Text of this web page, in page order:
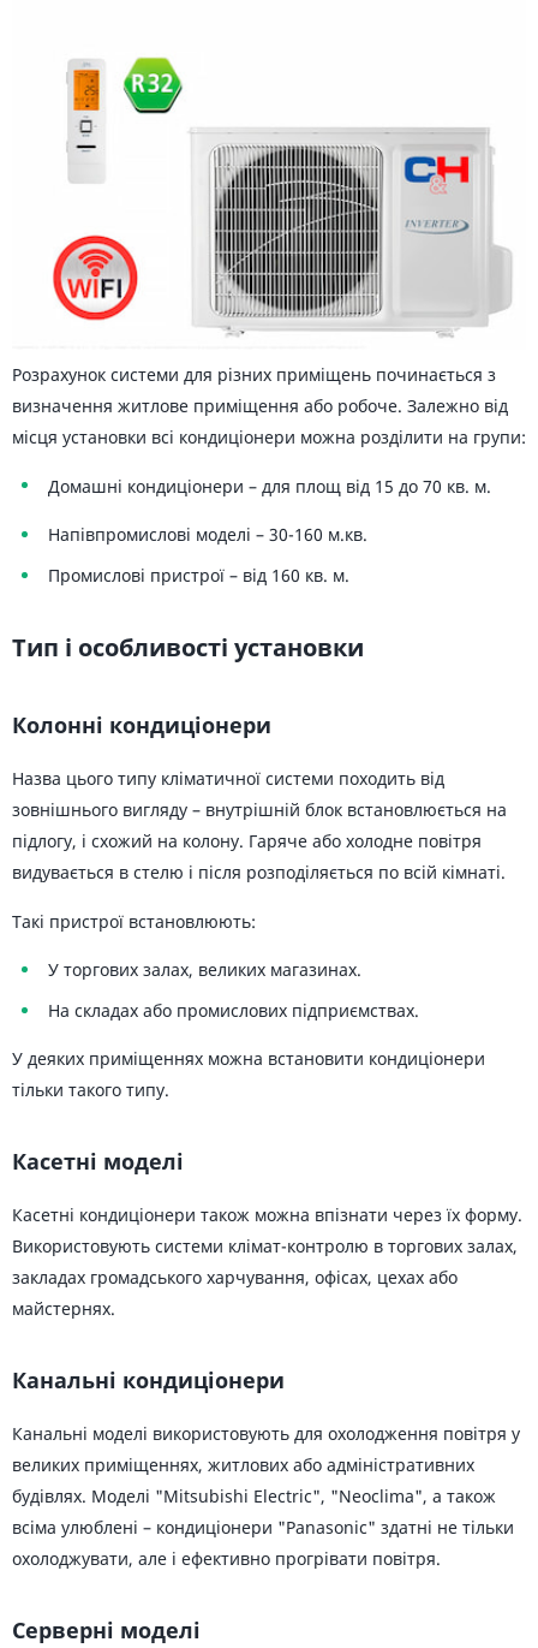
Розрахунок системи для різних приміщень починається з
визначення житлове приміщення або робоче. Залежно від
місця установки всі кондиціонери можна розділити на групи:
Домашні кондиціонери – для площ від 15 до 70 кв. м.
Напівпромислові моделі – 30-160 м.кв.
Промислові пристрої – від 160 кв. м.
Тип і особливості установки
Колонні кондиціонери
Назва цього типу кліматичної системи походить від
зовнішнього вигляду – внутрішній блок встановлюється на
підлогу, і схожий на колону. Гаряче або холодне повітря
видувається в стелю і після розподіляється по всій кімнаті.
Такі пристрої встановлюють:
У торгових залах, великих магазинах.
На складах або промислових підприємствах.
У деяких приміщеннях можна встановити кондиціонери
тільки такого типу.
Касетні моделі
Касетні кондиціонери також можна впізнати через їх форму.
Використовують системи клімат-контролю в торгових залах,
закладах громадського харчування, офісах, цехах або
майстернях.
Канальні кондиціонери
Канальні моделі використовують для охолодження повітря у
великих приміщеннях, житлових або адміністративних
будівлях. Моделі "Mitsubishi Electric", "Neoclima", а також
всіма улюблені – кондиціонери "Panasonic" здатні не тільки
охолоджувати, але і ефективно прогрівати повітря.
Серверні моделі